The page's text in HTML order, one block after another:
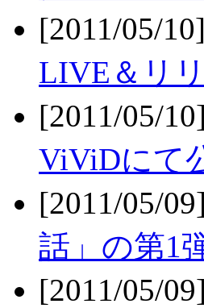
[2011/05/
LIVE＆リ
[2011/05/
ViViDにて
[2011/05/
話」の第1
[2011/05/